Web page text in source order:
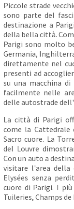
Piccole strade
sono parte del
destinazione a
della bella città.
Parigi sono molto
Germania,
direttamente nel
presenti ad
su una macchina
facilmente nelle
delle autostrade
La città di Parigi
come la Cattedrale
Sacro cuore. La
del Louvre
Con un auto a
visitare l'area della
Elysées senza
cuore di Parigi. I
Tuileries, Champs